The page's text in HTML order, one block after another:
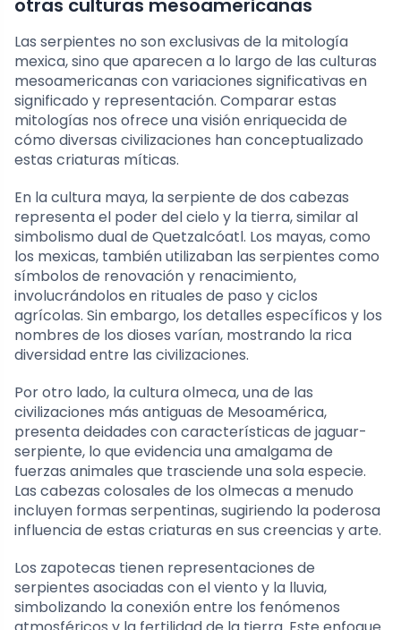
otras culturas mesoamericanas
Las serpientes no son exclusivas de la mitología
mexica, sino que aparecen a lo largo de las culturas
mesoamericanas con variaciones significativas en
significado y representación. Comparar estas
mitologías nos ofrece una visión enriquecida de
cómo diversas civilizaciones han conceptualizado
estas criaturas míticas.
En la cultura maya, la serpiente de dos cabezas
representa el poder del cielo y la tierra, similar al
simbolismo dual de Quetzalcóatl. Los mayas, como
los mexicas, también utilizaban las serpientes como
símbolos de renovación y renacimiento,
involucrándolos en rituales de paso y ciclos
agrícolas. Sin embargo, los detalles específicos y los
nombres de los dioses varían, mostrando la rica
diversidad entre las civilizaciones.
Por otro lado, la cultura olmeca, una de las
civilizaciones más antiguas de Mesoamérica,
presenta deidades con características de jaguar-
serpiente, lo que evidencia una amalgama de
fuerzas animales que trasciende una sola especie.
Las cabezas colosales de los olmecas a menudo
incluyen formas serpentinas, sugiriendo la poderosa
influencia de estas criaturas en sus creencias y arte.
Los zapotecas tienen representaciones de
serpientes asociadas con el viento y la lluvia,
simbolizando la conexión entre los fenómenos